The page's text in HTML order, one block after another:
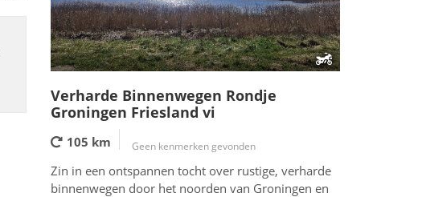
Verharde Binnenwegen Rondje
Groningen Friesland vi
105 km Geen kenmerken gevonden
Zin in een ontspannen tocht over rustige, verharde
binnenwegen door het noorden van Groningen en